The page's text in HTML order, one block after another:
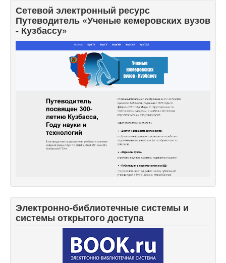
Сетевой электронный ресурс
Путеводитель «Ученые кемеровских вузов
- Кузбассу»
Электронно-библиотечные системы и
системы открытого доступа